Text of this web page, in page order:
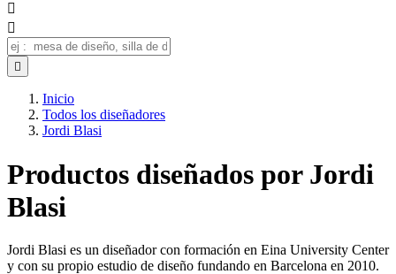



Inicio
Todos los diseñadores
Jordi Blasi
Productos diseñados por Jordi
Blasi
Jordi Blasi es un diseñador con formación en Eina University Center
y con su propio estudio de diseño fundando en Barcelona en 2010.